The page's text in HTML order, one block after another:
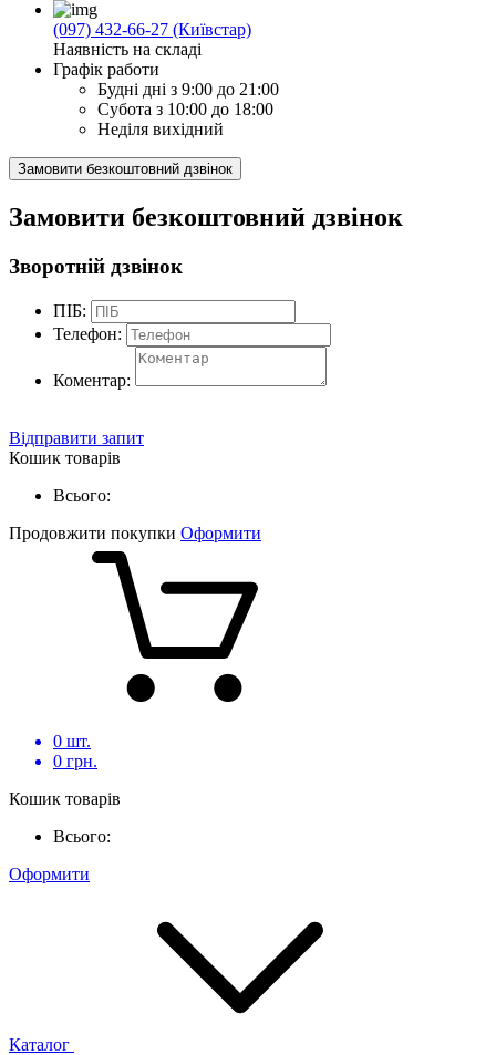
(097) 432-66-27 (Київстар)
Наявність на складі
Графік работи
Будні дні з 9:00 до 21:00
Субота з 10:00 до 18:00
Неділя вихідний
Замовити безкоштовний дзвінок
Замовити безкоштовний дзвінок
Зворотній дзвінок
ПІБ:
Телефон:
Коментар:
Відправити запит
Кошик товарів
Всього:
Продовжити покупки Оформити
0 шт.
0 грн.
Кошик товарів
Всього:
Оформити
Каталог